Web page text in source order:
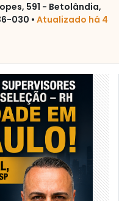
591 - Betolândia,
030 •Atualizado há 4